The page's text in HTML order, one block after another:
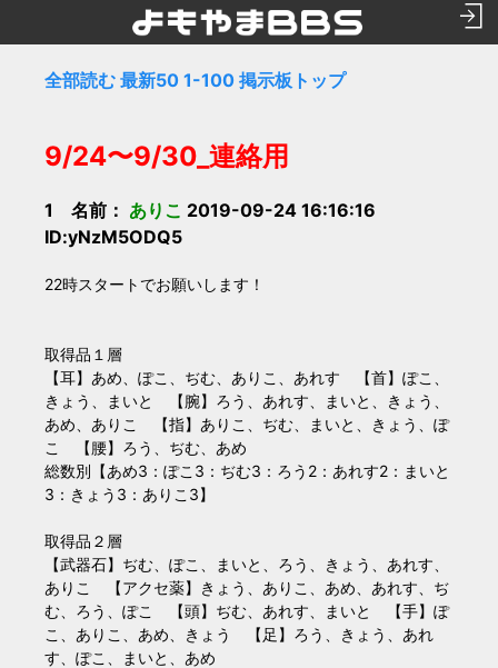
全部読む 最新50 1-100 掲示板トップ
9/24〜9/30_連絡用
1 名前： ありこ 2019-09-24 16:16:16
ID:yNzM5ODQ5
22時スタートでお願いします！
取得品１層
【耳】あめ、ぽこ、ぢむ、ありこ、あれす 【首】ぽこ、
きょう、まいと 【腕】ろう、あれす、まいと、きょう、
あめ、ありこ 【指】ありこ、ぢむ、まいと、きょう、ぽ
こ 【腰】ろう、ぢむ、あめ
総数別【あめ3：ぽこ3：ぢむ3：ろう2：あれす2：まいと
3：きょう3：ありこ3】
取得品２層
【武器石】ぢむ、ぽこ、まいと、ろう、きょう、あれす、
ありこ 【アクセ薬】きょう、ありこ、あめ、あれす、ぢ
む、ろう、ぽこ 【頭】ぢむ、あれす、まいと 【手】ぽ
こ、ありこ、あめ、きょう 【足】ろう、きょう、あれ
す、ぽこ、まいと、あめ